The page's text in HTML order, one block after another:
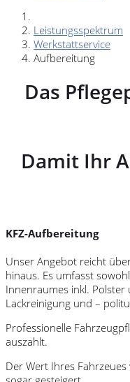
Leistungsspektrum
Werkstattservice
Aufbereitung
Das
Damit Ihr
KFZ-Aufbereitung
Unser Angebot reicht
hinaus. Es umfasst
Innenraumes inkl. Polster
Lackreinigung und –
Professionelle
auszahlt.
Der Wert Ihres